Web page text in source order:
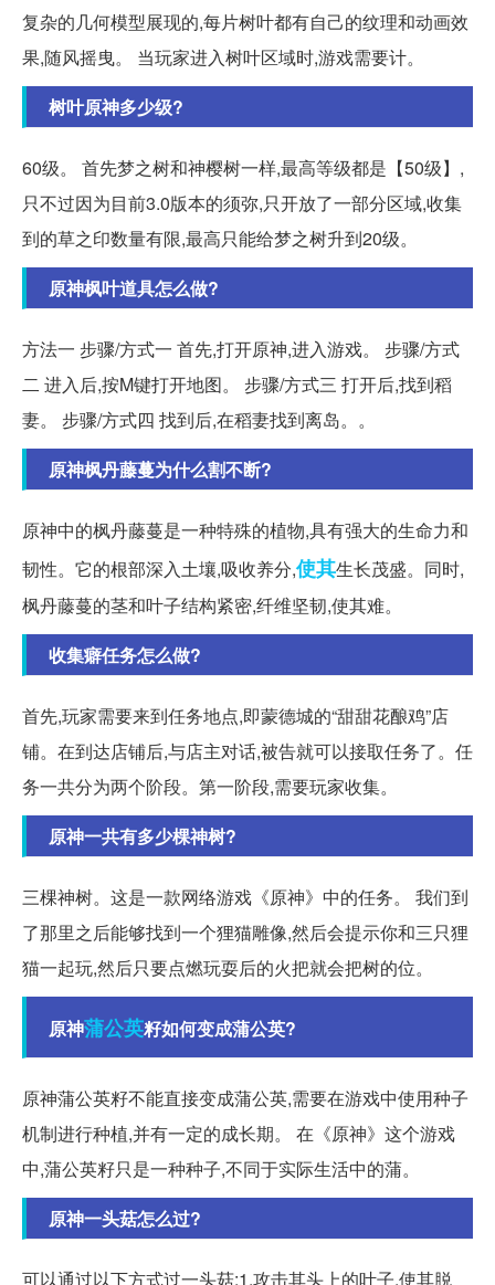
复杂的几何模型展现的,每片树叶都有自己的纹理和动画效
果,随风摇曳。 当玩家进入树叶区域时,游戏需要计。
树叶原神多少级?
60级。 首先梦之树和神樱树一样,最高等级都是【50级】,
只不过因为目前3.0版本的须弥,只开放了一部分区域,收集
到的草之印数量有限,最高只能给梦之树升到20级。
原神枫叶道具怎么做?
方法一 步骤/方式一 首先,打开原神,进入游戏。 步骤/方式
二 进入后,按M键打开地图。 步骤/方式三 打开后,找到稻
妻。 步骤/方式四 找到后,在稻妻找到离岛。。
原神枫丹藤蔓为什么割不断?
原神中的枫丹藤蔓是一种特殊的植物,具有强大的生命力和
韧性。它的根部深入土壤,吸收养分,使其生长茂盛。同时,
枫丹藤蔓的茎和叶子结构紧密,纤维坚韧,使其难。
收集癖任务怎么做?
首先,玩家需要来到任务地点,即蒙德城的“甜甜花酿鸡”店
铺。在到达店铺后,与店主对话,被告就可以接取任务了。任
务一共分为两个阶段。第一阶段,需要玩家收集。
原神一共有多少棵神树?
三棵神树。这是一款网络游戏《原神》中的任务。 我们到
了那里之后能够找到一个狸猫雕像,然后会提示你和三只狸
猫一起玩,然后只要点燃玩耍后的火把就会把树的位。
原神蒲公英籽如何变成蒲公英?
原神蒲公英籽不能直接变成蒲公英,需要在游戏中使用种子
机制进行种植,并有一定的成长期。 在《原神》这个游戏
中,蒲公英籽只是一种种子,不同于实际生活中的蒲。
原神一头菇怎么过?
可以通过以下方式过一头菇:1.攻击其头上的叶子,使其脱